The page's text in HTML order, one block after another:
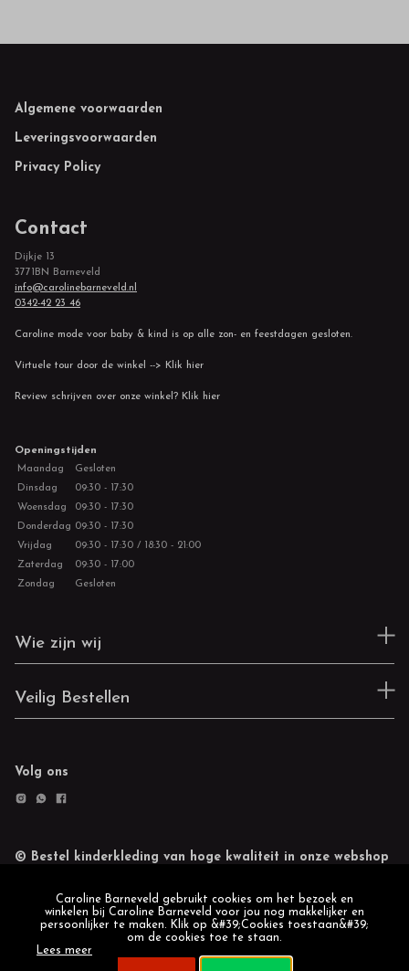
Footer
Algemene voorwaarden
Leveringsvoorwaarden
Privacy Policy
Contact
Dijkje 13
3771BN Barneveld
info@carolinebarneveld.nl
0342-42 23 46
Caroline mode voor baby & kind is op alle zon- en feestdagen gesloten.
Virtuele tour door de winkel --> Klik hier
Review schrijven over onze winkel? Klik hier
Openingstijden
Maandag
Gesloten
Dinsdag
09:30 - 17:30
Woensdag
09:30 - 17:30
Donderdag 09:30 - 17:30
Vrijdag
09:30 - 17:30 / 18:30 - 21:00
Zaterdag
09:30 - 17:00
Zondag
Gesloten
Wie zijn wij
Veilig Bestellen
Volg ons
© Bestel kinderkleding van hoge kwaliteit in onze webshop
Caroline Barneveld gebruikt cookies om het bezoek en
winkelen bij Caroline Barneveld voor jou nog makkelijker en
persoonlijker te maken. Klik op &#39;Cookies toestaan&#39;
om de cookies toe te staan.
Lees meer